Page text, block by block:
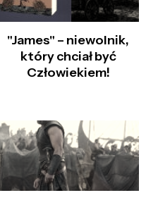
"James" – niewolnik,
który chciał być
Człowiekiem!